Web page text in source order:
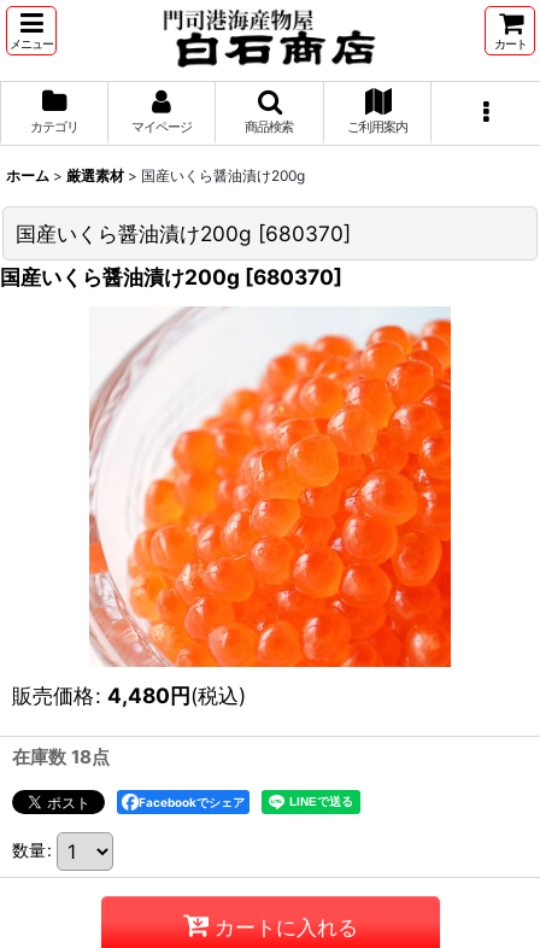
メニュー カート
カテゴリ マイページ 商品検索 ご利用案内
ホーム > 厳選素材 > 国産いくら醤油漬け200g
国産いくら醤油漬け200g [680370]
国産いくら醤油漬け200g [680370]
販売価格: 4,480円(税込)
在庫数 18点
Facebookでシェア
数量:
カートに入れる